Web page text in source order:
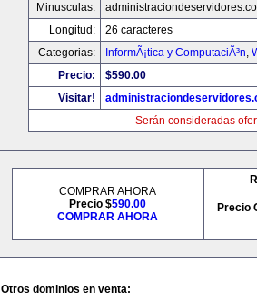
Minusculas:
Longitud:
26 caracteres
Categorias:
InformÃ¡tica y ComputaciÃ³n,
Precio:
$590.00
Visitar!
Serán consideradas
COMPRAR AHORA
Precio $590.00
COMPRAR AHORA
Precio
Otros dominios en venta: